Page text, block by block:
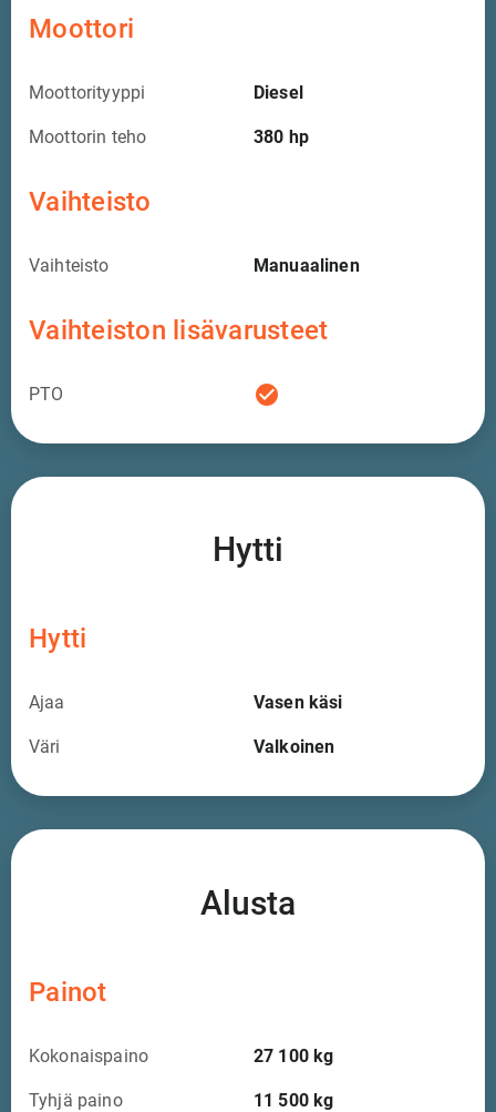
Moottori
Moottorityyppi Diesel
Moottorin teho 380 hp
Vaihteisto
Vaihteisto Manuaalinen
Vaihteiston lisävarusteet
PTO check_circle
Hytti
Hytti
Ajaa Vasen käsi
Väri Valkoinen
Alusta
Painot
Kokonaispaino 27 100kg
Tyhjä paino 11 500kg